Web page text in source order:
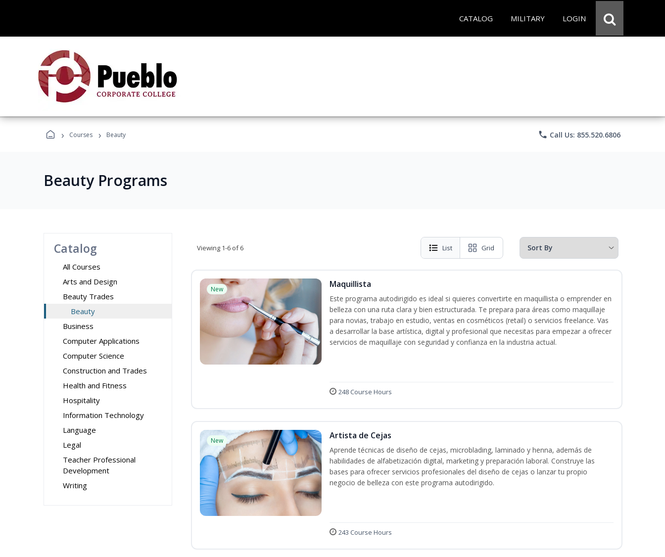
CATALOG MILITARY LOGIN
› Courses › Beauty phone Call Us: 855.520.6806
Beauty Programs
Catalog
All Courses
Arts and Design
Beauty Trades
Beauty
Business
Computer Applications
Computer Science
Construction and Trades
Health and Fitness
Hospitality
Information Technology
Language
Legal
Teacher Professional
Development
Writing
Viewing 1-6 of 6 List Grid
New Maquillista
Este programa autodirigido es ideal si quieres convertirte en maquillista o emprender en
belleza con una ruta clara y bien estructurada. Te prepara para áreas como maquillaje
para novias, trabajo en estudio, ventas en cosméticos (retail) o servicios freelance. Vas
a desarrollar la base artística, digital y profesional que necesitas para empezar a ofrecer
servicios de maquillaje con seguridad y confianza en la industria actual.
248 Course Hours
New Artista de Cejas
Aprende técnicas de diseño de cejas, microblading, laminado y henna, además de
habilidades de alfabetización digital, marketing y preparación laboral. Construye las
bases para ofrecer servicios profesionales del diseño de cejas o lanzar tu propio
negocio de belleza con este programa autodirigido.
243 Course Hours